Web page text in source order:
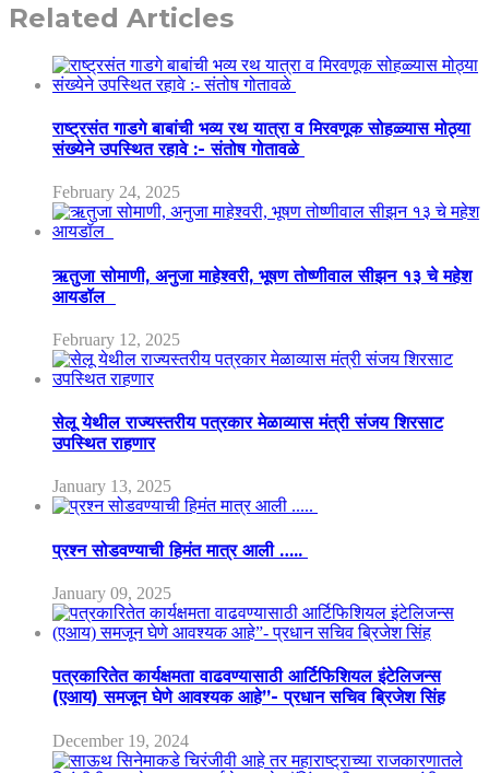
Related Articles
राष्ट्रसंत गाडगे बाबांची भव्य रथ यात्रा व मिरवणूक सोहळ्यास मोठ्या
संख्येने उपस्थित रहावे :- संतोष गोतावळे
February 24, 2025
ऋतुजा सोमाणी, अनुजा माहेश्वरी, भूषण तोष्णीवाल सीझन १३ चे महेश
आयडॉल
February 12, 2025
सेलू येथील राज्यस्तरीय पत्रकार मेळाव्यास मंत्री संजय शिरसाट
उपस्थित राहणार
January 13, 2025
प्रश्न सोडवण्याची हिमंत मात्र आली …..
January 09, 2025
पत्रकारितेत कार्यक्षमता वाढवण्यासाठी आर्टिफिशियल इंटेलिजन्स
(एआय) समजून घेणे आवश्यक आहे”- प्रधान सचिव ब्रिजेश सिंह
December 19, 2024